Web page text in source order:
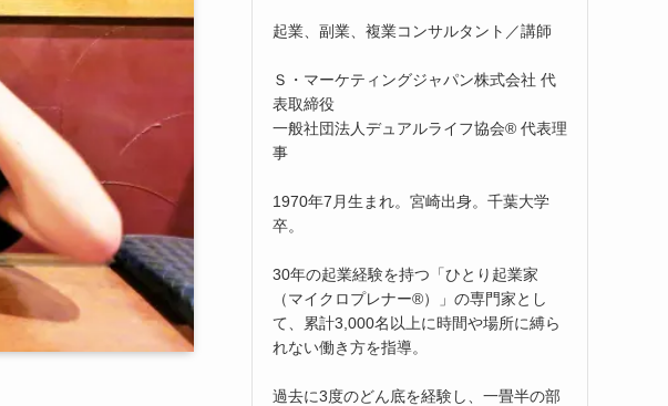
起業、副業、複業コンサルタント／講師
Ｓ・マーケティングジャパン株式会社 代
表取締役
一般社団法人デュアルライフ協会® 代表理
事
1970年7月生まれ。宮崎出身。千葉大学
卒。
30年の起業経験を持つ「ひとり起業家
（マイクロプレナー®）」の専門家とし
て、累計3,000名以上に時間や場所に縛ら
れない働き方を指導。
過去に3度のどん底を経験し、一畳半の部